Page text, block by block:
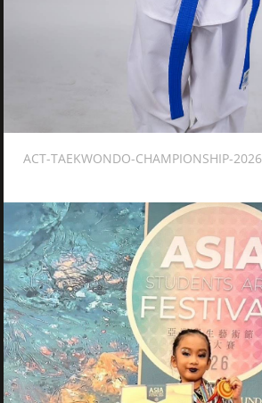
ACT-TAEKWONDO-CHAMPIONSHIP-2026